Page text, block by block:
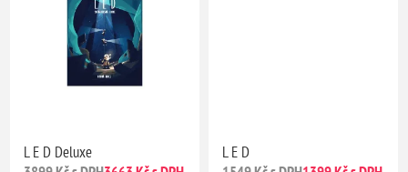
L E D Deluxe
L E D